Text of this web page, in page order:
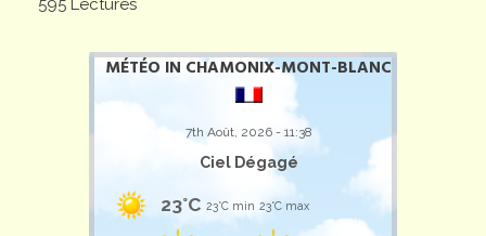
595 Lectures
MÉTÉO IN CHAMONIX-MONT-BLANC
7th Août, 2026 - 11:38
Ciel Dégagé
23°C 23°C min 23°C max